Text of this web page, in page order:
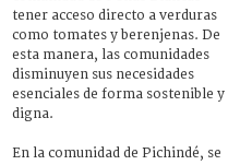
tener acceso directo a verduras
como tomates y berenjenas. De
esta manera, las comunidades
disminuyen sus necesidades
esenciales de forma sostenible y
digna.
En la comunidad de Pichindé, se